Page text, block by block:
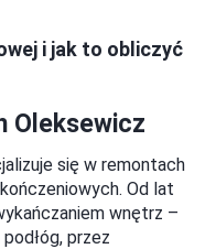
i jak to obliczyć
Oleksewicz
się w remontach
Od lat
wnętrz –
podłóg, przez